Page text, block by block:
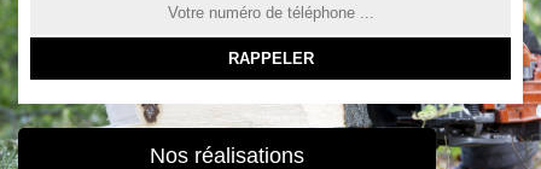
Nos réalisations